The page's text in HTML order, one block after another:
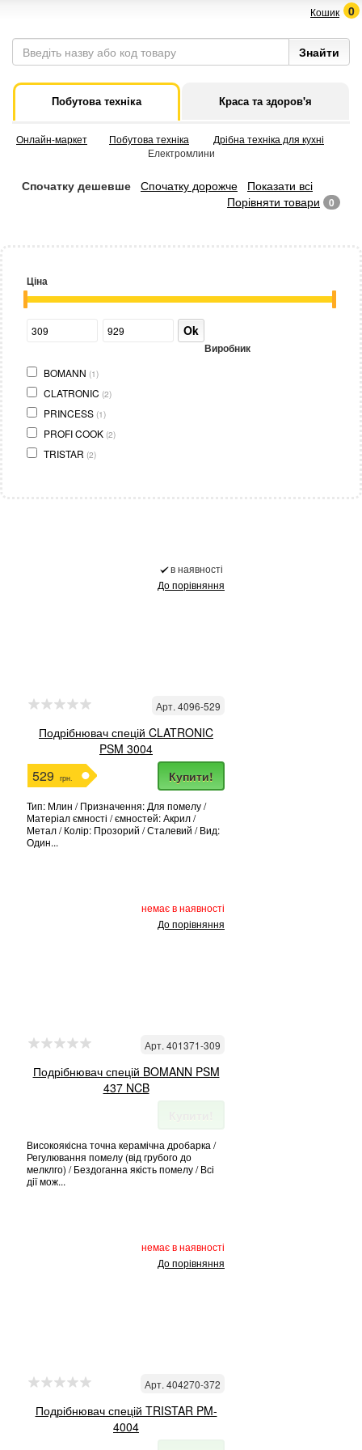
Кошик 0
Побутова техніка Краса та здоров'я
Онлайн-маркет Побутова техніка
Дрібна техніка для кухні
Електромлини
Спочатку дешевше Спочатку дорожче
Показати всі
Порівняти товари
0
Ціна
Ok
Виробник
BOMANN (1)
CLATRONIC (2)
PRINCESS (1)
PROFI COOK (2)
TRISTAR (2)
в наявності
До порівняння
Арт. 4096-529
Подрібнювач спецій CLATRONIC
PSM 3004
529 грн. Купити!
Тип: Млин / Призначення: Для помелу /
Матеріал ємності / ємностей: Акрил /
Метал / Колір: Прозорий / Сталевий / Вид:
Один...
немає в наявності
До порівняння
Арт. 401371-309
Подрібнювач спецій BOMANN PSM
437 NCB
Високоякісна точна керамічна дробарка /
Регулювання помелу (від грубого до
мелклго) / Бездоганна якість помелу / Всі
дії мож...
немає в наявності
До порівняння
Арт. 404270-372
Подрібнювач спецій TRISTAR PM-
4004